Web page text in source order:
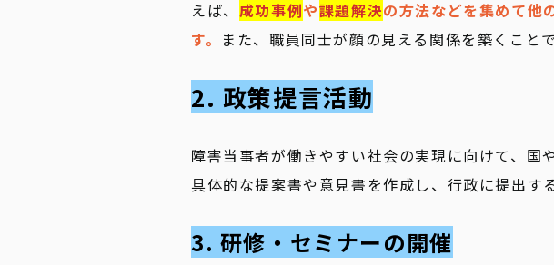
えば、 成功事例や課題解決の方法などを集めて他
す。 また、職員同士が顔の見える関係を築くこと
2. 政策提言活動
障害当事者が働きやすい社会の実現に向けて、国
具体的な提案書や意見書を作成し、行政に提出す
3. 研修・セミナーの開催